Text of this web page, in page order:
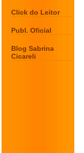
Click do Leitor
Publ. Oficial
Blog Sabrina
Cicareli